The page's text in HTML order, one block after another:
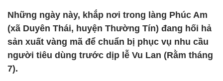
Những ngày này, khắp nơi trong làng Phúc Am
(xã Duyên Thái, huyện Thường Tín) đang hối hả
sản xuất vàng mã để chuẩn bị phục vụ nhu cầu
người tiêu dùng trước dịp lễ Vu Lan (Rằm tháng
7).